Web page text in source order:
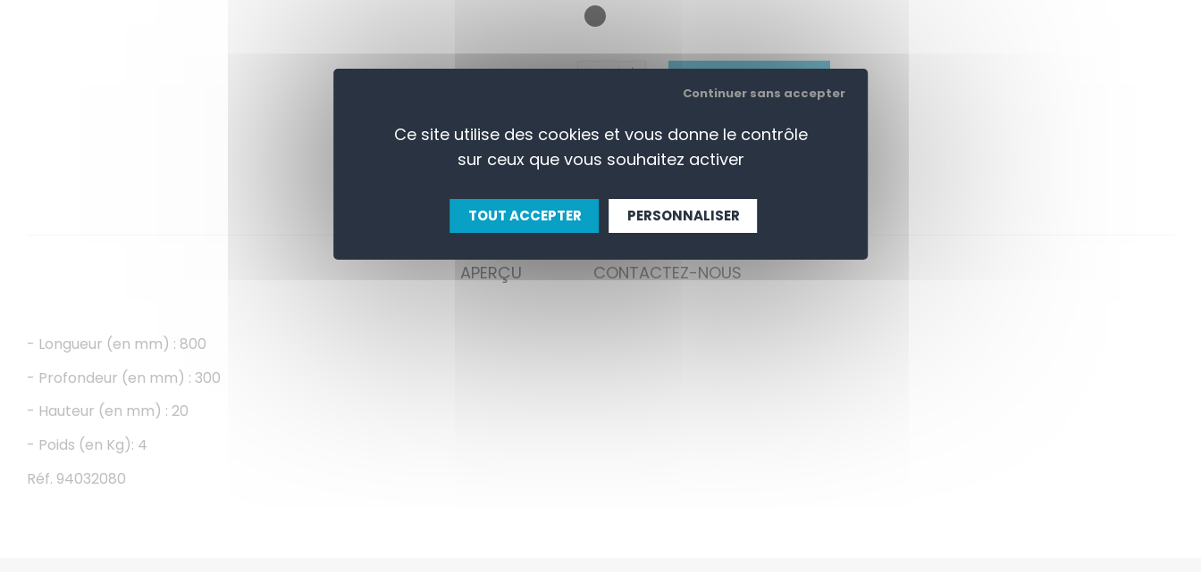
+
APERÇU CONTACTEZ-NOUS
- Longueur (en mm) : 800
- Profondeur (en mm) : 300
- Hauteur (en mm) : 20
- Poids (en Kg): 4
Réf. 94032080
Ce site utilise des cookies et vous donne le contrôle
sur ceux que vous souhaitez activer
TOUT ACCEPTER
Continuer sans accepter
PERSONNALISER